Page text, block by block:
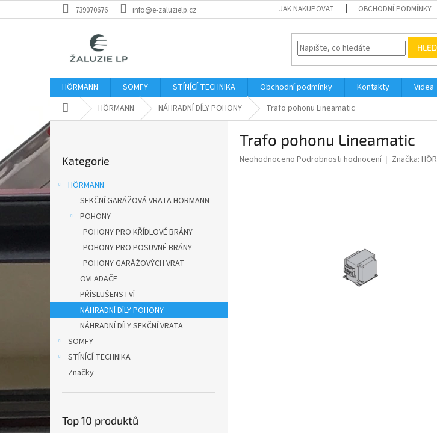
na
739070676 info@e-zaluzielp.cz JAK NAKUPOVAT OBCHODNÍ PODMÍNKY
HÖRMANN SOMFY STÍNÍCÍ TECHNIKA Obchodní podmínky Kontakty Videa
Domů HÖRMANN NÁHRADNÍ DÍLY POHONY Trafo pohonu Lineamatic
P
o
r
a
n
a
l
kategorie
Kategorie
HÖRMANN
SEKČNÍ GARÁŽOVÁ VRATA HÖRMANN
POHONY
POHONY PRO KŘÍDLOVÉ BRÁNY
POHONY PRO POSUVNÉ BRÁNY
POHONY GARÁŽOVÝCH VRAT
OVLADAČE
PŘÍSLUŠENSTVÍ
NÁHRADNÍ DÍLY POHONY
NÁHRADNÍ DÍLY SEKČNÍ VRATA
SOMFY
STÍNÍCÍ TECHNIKA
Značky
Top 10 produktů
Trafo pohonu Lineamatic
Průměrné
Neohodnoceno Podrobnosti hodnocení Značka: